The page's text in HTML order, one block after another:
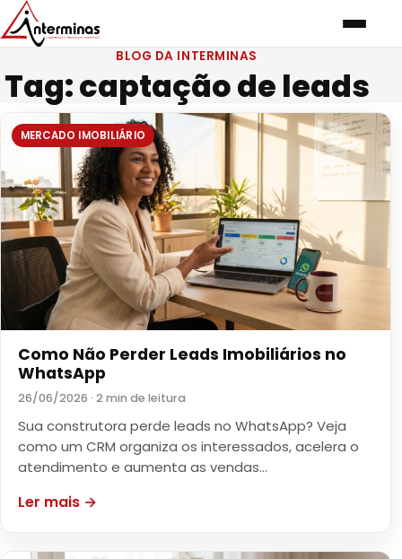
BLOG DA INTERMINAS
Tag:captação de leads
MERCADO IMOBILIÁRIO
Como Não Perder Leads Imobiliários no
WhatsApp
26/06/2026 · 2 min de leitura
Sua construtora perde leads no WhatsApp? Veja
como um CRM organiza os interessados, acelera o
atendimento e aumenta as vendas…
Ler mais →